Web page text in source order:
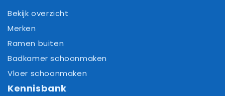
Bekijk overzicht
Merken
Ramen buiten
Badkamer schoonmaken
Vloer schoonmaken
Kennisbank